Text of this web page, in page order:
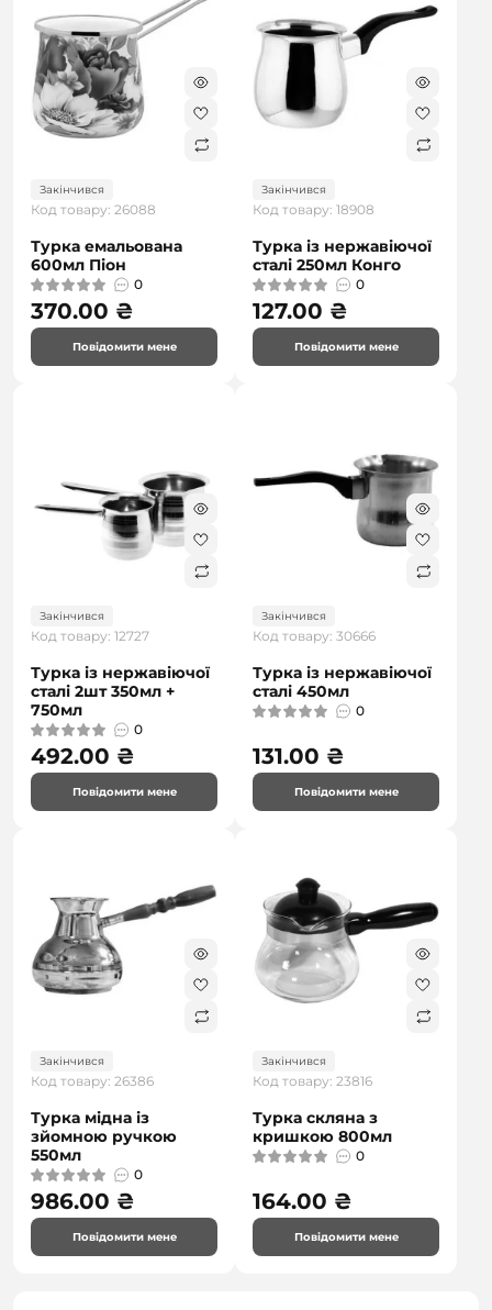
Закінчився
Код товару: 26088
Турка емальована
600мл Піон
0
370.00 ₴
Повідомити мене
Закінчився
Код товару: 18908
Турка із нержавіючої
сталі 250мл Конго
0
127.00 ₴
Повідомити мене
Закінчився
Код товару: 12727
Турка із нержавіючої
сталі 2шт 350мл +
750мл
0
492.00 ₴
Повідомити мене
Закінчився
Код товару: 30666
Турка із нержавіючої
сталі 450мл
0
131.00 ₴
Повідомити мене
Закінчився
Код товару: 26386
Турка мідна із
зйомною ручкою
550мл
0
986.00 ₴
Повідомити мене
Закінчився
Код товару: 23816
Турка скляна з
кришкою 800мл
0
164.00 ₴
Повідомити мене